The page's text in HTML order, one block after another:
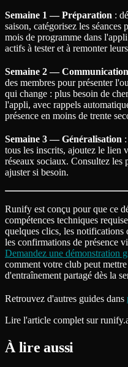
Semaine 1 — Préparation :
saison, catégorisez les
mois de programme dans
actifs à tester et à remonter
Semaine 2 — Communication
des membres pour présenter
qui change : plus besoin de
l'appli, avec rappels
présence en moins de trente
Semaine 3 — Généralisation
tous les inscrits, ajoutez le lien
réseaux sociaux. Consultez
ajuster si besoin.
Runify est conçu pour que ce
compétences techniques
quelques clics, les notifications
les confirmations de présence
Demandez une démonstration
comment votre club peut
d'entraînement partagé dès la
Retrouvez d'autres guides dans
Lire l'article complet sur
À lire aussi